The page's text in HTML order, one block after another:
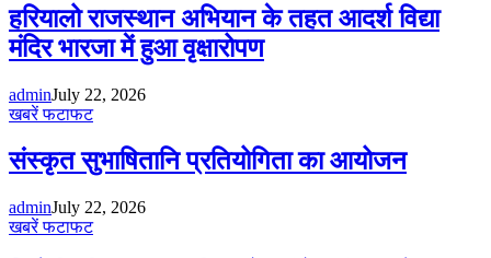
हरियालो राजस्थान अभियान के तहत आदर्श विद्या
मंदिर भारजा में हुआ वृक्षारोपण
adminJuly 22, 2026
खबरें फटाफट
संस्कृत सुभाषितानि प्रतियोगिता का आयोजन
adminJuly 22, 2026
खबरें फटाफट